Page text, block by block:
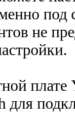
не
для